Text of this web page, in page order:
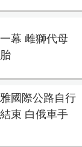
幕 雌獅代母
國際公路自行
束 白俄車手